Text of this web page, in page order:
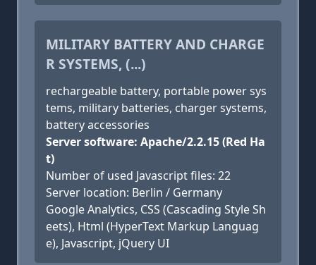
MILITARY BATTERY AND CHARGE
R SYSTEMS, (...)
rechargeable battery, portable power sys
tems, military batteries, charger systems,
battery accessories
Server software: Apache/2.2.15 (Red Ha
t)
Number of used Javascript files: 22
Server location: Berlin / Germany
Google Analytics, CSS (Cascading Style Sh
eets), Html (HyperText Markup Languag
e), Javascript, jQuery UI